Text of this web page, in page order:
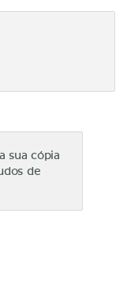
sua cópia
de